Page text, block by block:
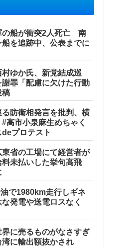
の船が衝突2人死亡 南
を追跡中、公表までに
ゆか氏、新党結成巡
罪「配慮に欠けた行動
る防衛相発言を批判、横
市小泉麻生めちゃく
プロテスト
省の工場にて経営者が
未払いした挙句高飛
で1980km走行しギネ
発電や送電ロスなく
に売るものがなさすぎ
に輸出額抜かされ